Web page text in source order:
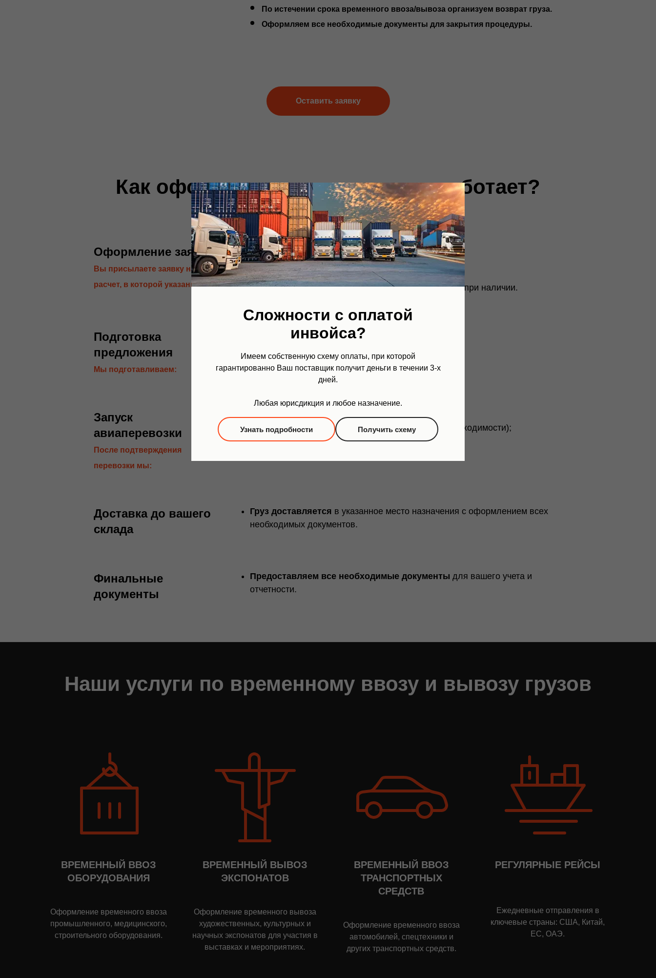
По истечении срока временного ввоза/вывоза организуем возврат груза.
Оформляем все необходимые документы для закрытия процедуры.
Оставить заявку
Как оформить заявку и как это работает?
Оформление заявки
Вы присылаете заявку на
расчет, в которой указаны:
Параметры груза: тип, вес, габариты;
Сроквременного ввоза/вывоза;
Адрес забора и доставки
Ссылки на документы(инвойс, спецификацию) — при наличии.
Подготовка
предложения
Мы подготавливаем:
стоимости и сроков;
Подробный планвременного ввоза/вывоза.
Запуск
авиаперевозки
После подтверждения
перевозки мы:
Организуемзабор груза;
Обеспечиваем таможенное оформление (при необходимости);
Контролируемпроцесс до финальной точки.
Доставка до вашего
склада
Груз доставляется в указанное место назначения с оформлением всех
необходимых документов.
Финальные
документы
Предоставляем все необходимые документы для вашего учета и
отчетности.
Наши услуги по временному ввозу и вывозу грузов
ВРЕМЕННЫЙ ВВОЗ
ОБОРУДОВАНИЯ
Оформление временного ввоза
промышленного, медицинского,
строительного оборудования.
ВРЕМЕННЫЙ ВЫВОЗ
ЭКСПОНАТОВ
Оформление временного вывоза
художественных, культурных и
научных экспонатов для участия в
выставках и мероприятиях.
ВРЕМЕННЫЙ ВВОЗ
ТРАНСПОРТНЫХ
СРЕДСТВ
Оформление временного ввоза
автомобилей, спецтехники и
других транспортных средств.
РЕГУЛЯРНЫЕ РЕЙСЫ
Ежедневные отправления в
ключевые страны: США, Китай,
ЕС, ОАЭ.
Сложности с оплатой
инвойса?
Имеем собственную схему оплаты, при которой
гарантированно Ваш поставщик получит деньги в течении 3-х
дней.
Любая юрисдикция и любое назначение.
Узнать подробности Получить схему